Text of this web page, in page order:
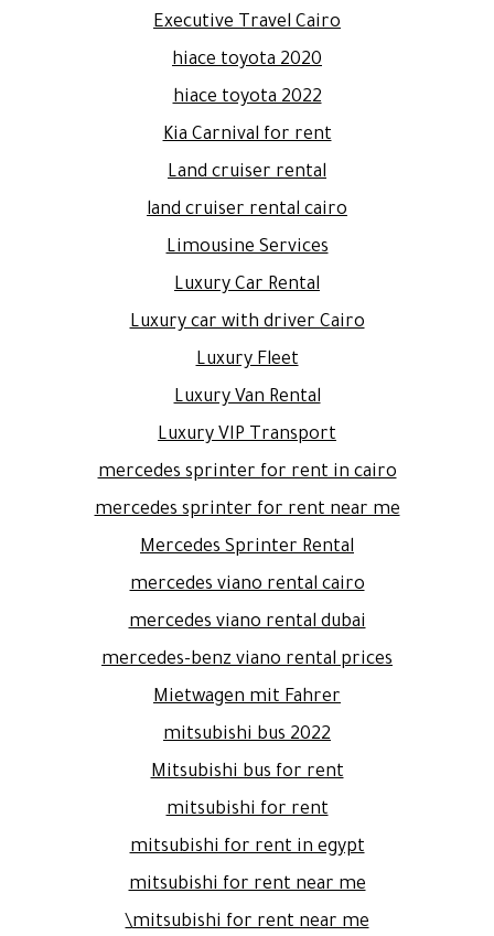
Executive Travel Cairo
hiace toyota 2020
hiace toyota 2022
Kia Carnival for rent
Land cruiser rental
land cruiser rental cairo
Limousine Services
Luxury Car Rental
Luxury car with driver Cairo
Luxury Fleet
Luxury Van Rental
Luxury VIP Transport
mercedes sprinter for rent in cairo
mercedes sprinter for rent near me
Mercedes Sprinter Rental
mercedes viano rental cairo
mercedes viano rental dubai
mercedes-benz viano rental prices
Mietwagen mit Fahrer
mitsubishi bus 2022
Mitsubishi bus for rent
mitsubishi for rent
mitsubishi for rent in egypt
mitsubishi for rent near me
mitsubishi for rent near me\